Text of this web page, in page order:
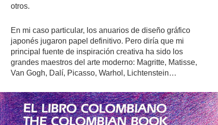
otros.
En mi caso particular, los anuarios de diseño gráfico
japonés jugaron papel definitivo. Pero diría que mi
principal fuente de inspiración creativa ha sido los
grandes maestros del arte moderno: Magritte, Matisse,
Van Gogh, Dalí, Picasso, Warhol, Lichtenstein…